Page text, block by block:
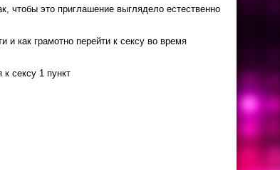
чтобы это приглашение выглядело естественно
и как грамотно перейти к сексу во время